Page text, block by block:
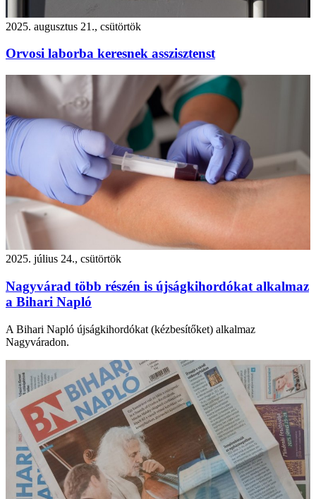
2025. augusztus 21., csütörtök
Orvosi laborba keresnek asszisztenst
2025. július 24., csütörtök
Nagyvárad több részén is újságkihordókat alkalmaz
a Bihari Napló
A Bihari Napló újságkihordókat (kézbesítőket) alkalmaz
Nagyváradon.